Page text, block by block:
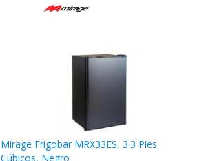
Mirage Frigobar MRX33ES, 3.3 Pies
Cúbicos, Negro